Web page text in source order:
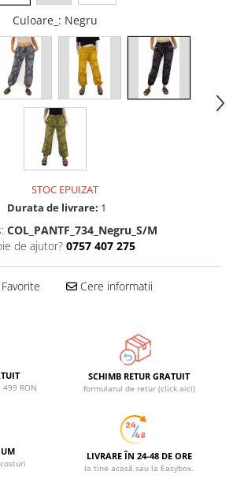
Culoare_ : Negru
STOC EPUIZAT
Durata de livrare: 1
COL_PANTF_734_Negru_S/M
de ajutor? 0757 407 275
Cere informatii
RON
SCHIMB RETUR GRATUIT
formularul de retur (click aici)
LIVRARE ÎN 24-48 DE ORE
la tine acasă sau la Easybox.